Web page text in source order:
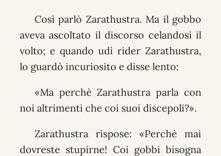
Così parlò Zarathustra. Ma il gobbo
aveva ascoltato il discorso celandosi il
volto; e quando udì rider Zarathustra,
lo guardò incuriosito e disse lento:
«Ma perchè Zarathustra parla con
noi altrimenti che coi suoi discepoli?».
Zarathustra rispose: «Perchè mai
dovreste stupirne! Coi gobbi bisogna